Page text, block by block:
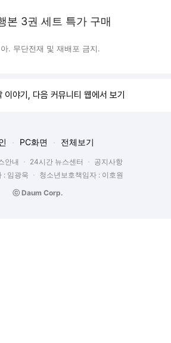
본 3권 세트 특가 구매
. 무단전재 및 재배포 금지.
이야기, 다음 커뮤니티 웹에서 보기
PC화면 전체보기
안내 24시간 뉴스센터
공지사항
: 임광욱
청소년보호책임자 : 이호원
ⓒ Daum Corp.